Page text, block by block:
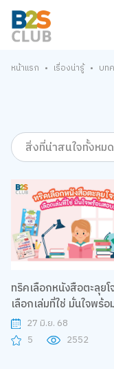
หน้าแรก • เรื่องน่ารู้ • บท
สิ่งที่น่าสนใจทั้งหมด
ทริคเลือกหนังสือตะลุยโ
เลือกเล่มที่ใช่ มั่นใจพร้
27 มิ.ย. 68
5
2552